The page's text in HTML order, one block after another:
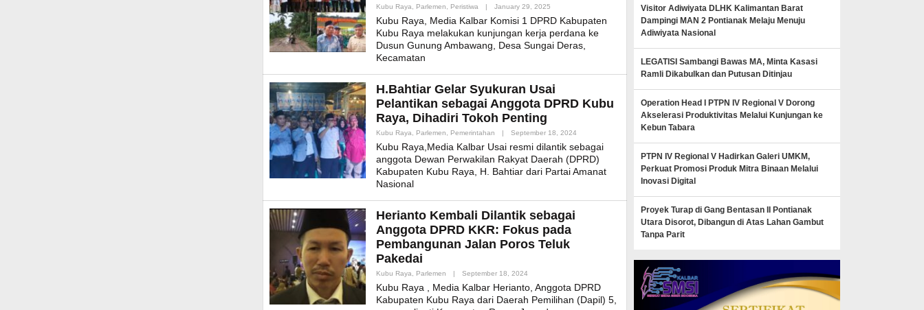
Kubu Raya, Parlemen, Peristiwa | January 29, 2025
Kubu Raya, Media Kalbar Komisi 1 DPRD Kabupaten
Kubu Raya melakukan kunjungan kerja perdana ke
Dusun Gunung Ambawang, Desa Sungai Deras,
Kecamatan
H.Bahtiar Gelar Syukuran Usai
Pelantikan sebagai Anggota DPRD Kubu
Raya, Dihadiri Tokoh Penting
Kubu Raya, Parlemen, Pemerintahan | September 18, 2024
Kubu Raya,Media Kalbar Usai resmi dilantik sebagai
anggota Dewan Perwakilan Rakyat Daerah (DPRD)
Kabupaten Kubu Raya, H. Bahtiar dari Partai Amanat
Nasional
Herianto Kembali Dilantik sebagai
Anggota DPRD KKR: Fokus pada
Pembangunan Jalan Poros Teluk
Pakedai
Kubu Raya, Parlemen | September 18, 2024
Kubu Raya , Media Kalbar Herianto, Anggota DPRD
Kabupaten Kubu Raya dari Daerah Pemilihan (Dapil) 5,
Visitor Adiwiyata DLHK Kalimantan Barat
Dampingi MAN 2 Pontianak Melaju Menuju
Adiwiyata Nasional
LEGATISI Sambangi Bawas MA, Minta Kasasi
Ramli Dikabulkan dan Putusan Ditinjau
Operation Head I PTPN IV Regional V Dorong
Akselerasi Produktivitas Melalui Kunjungan ke
Kebun Tabara
PTPN IV Regional V Hadirkan Galeri UMKM,
Perkuat Promosi Produk Mitra Binaan Melalui
Inovasi Digital
Proyek Turap di Gang Bentasan II Pontianak
Utara Disorot, Dibangun di Atas Lahan Gambut
Tanpa Parit